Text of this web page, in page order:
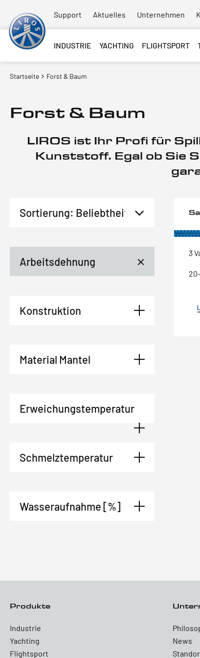
Support Aktuelles Unternehmen
INDUSTRIE YACHTING FLIGHTSPORT
Startseite Forst & Baum
Forst & Baum
LIROS ist Ihr Profi für
Kunststoff. Egal ob Sie
Arbeitsdehnung
Konstruktion
Material Mantel
Erweichungstemperatur
Schmelztemperatur
Wasseraufnahme [%]
3
Produkte
Industrie
Yachting
Flightsport
News